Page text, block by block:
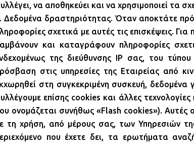
να αποθηκεύει και να χρησιμοποιεί τα
Δεδομένα δραστηριότητας. Όταν αποκτάτε
σχετικά με αυτές τις επισκέψεις.
και καταγράφουν πληροφορίες
της διεύθυνσης IP σας, του
στις υπηρεσίες της Εταιρείας από
στη συγκεκριμένη συσκευή,
επίσης cookies και άλλες
ονομάζεται συνήθως «Flash cookies»). Αυτές
τη χρήση, από μέρους σας, των Υπηρεσιών
που έχετε δει, τα ερωτήματα